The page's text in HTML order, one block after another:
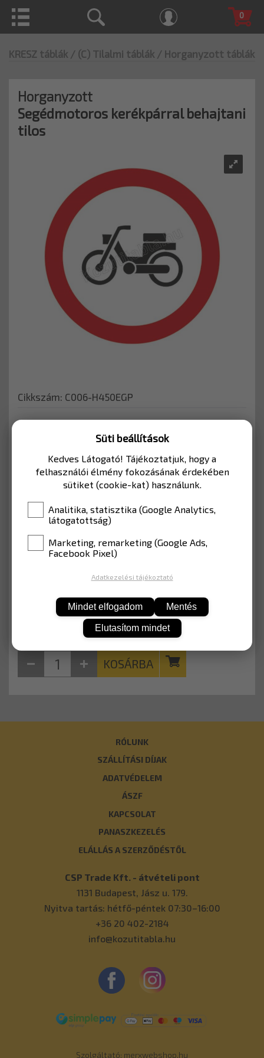
0
KRESZ táblák / (C) Tilalmi táblák / Horganyzott táblák
Horganyzott
Segédmotoros kerékpárral behajtani
tilos
Cikkszám: C006-H450EGP
KERÉKPÁRÚTHOZ
Kerékpárutakhoz, vagy mélygarázshoz
használható KRESZ tábla.
MÉRET 450mm (Kerékpárút)
ANYAG
KOSÁRBA
RÓLUNK
SZÁLLÍTÁSI DÍJAK
ADATVÉDELEM
ÁSZF
KAPCSOLAT
PANASZKEZELÉS
ELÁLLÁS A SZERZŐDÉSTŐL
CSP Trade Kft. - átvételi pont
1131 Budapest, Jász u. 179.
Nyitva tartás: hétfő-péntek 07:30–16:00
+36 20 402-2184
info@kozutitabla.hu
Szolgáltató: merxwebshop.hu
Süti beállítások
Kedves Látogató! Tájékoztatjuk, hogy a
felhasználói élmény fokozásának érdekében
sütiket (cookie-kat) használunk.
Analitika, statisztika (Google Analytics,
látogatottság)
Marketing, remarketing (Google Ads,
Facebook Pixel)
Adatkezelési tájékoztató
Mindet elfogadom Mentés
Elutasítom mindet